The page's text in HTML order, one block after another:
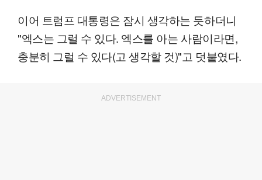
이어 트럼프 대통령은 잠시 생각하는 듯하더니
"엑스는 그럴 수 있다. 엑스를 아는 사람이라면,
충분히 그럴 수 있다(고 생각할 것)"고 덧붙였다.
ADVERTISEMENT